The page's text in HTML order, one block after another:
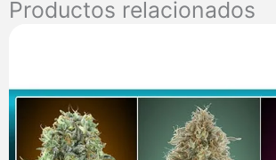
Productos relacionados